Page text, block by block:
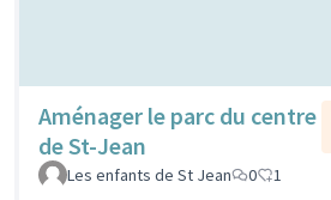
Aménager le parc du centre
de St-Jean
Les enfants de St Jean
0 1